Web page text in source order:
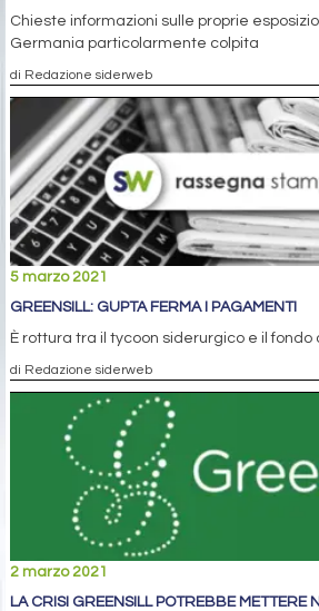
Chieste informazioni sulle proprie
Germania particolarmente colpita
di Redazione siderweb
5 marzo 2021
GREENSILL: GUPTA FERMA I PAGAMENTI
È rottura tra il tycoon siderurgico e il
di Redazione siderweb
2 marzo 2021
LA CRISI GREENSILL POTREBBE METTERE